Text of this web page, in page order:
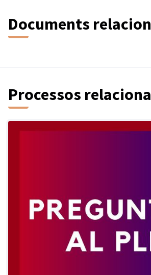
Documents
Processos